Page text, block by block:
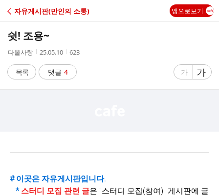
C
A
자유게시판(만인의 소통) 앱으로보기
쉿! 조용~
작
자
다올사랑
작
시
간
25.05.10
조
수
623
목록 댓글 4
글
가
글
자
가
# 이곳은 자유게시판입니다.
* 스터디 모집 관련 글은 "스터디 모집(참여)" 게시판에 글